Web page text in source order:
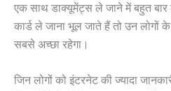
एक साथ डाक्यूमेंट्स ले जाने में बहुत बार
कार्ड ले जाना भूल जाते हैं तो उन लोगों
सबसे अच्छा रहेगा।
जिन लोगों को इंटरनेट की ज्यादा